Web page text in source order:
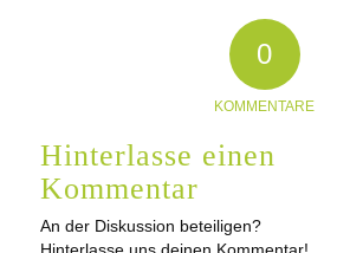
0
KOMMENTARE
Hinterlasse einen
Kommentar
An der Diskussion beteiligen?